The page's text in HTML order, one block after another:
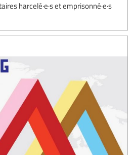
harcelé·e·s et emprisonné·e·s